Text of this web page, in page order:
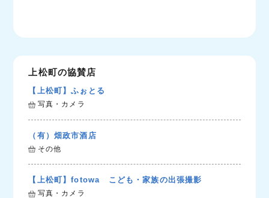
上松町の協賛店
【上松町】ふぉとる
写真・カメラ
（有）畑政市酒店
その他
【上松町】fotowa こども・家族の出張撮影
写真・カメラ